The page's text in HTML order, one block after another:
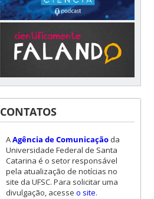
CONTATOS
AAgência de Comunicaçãoda
Universidade Federal de Santa
Catarina é o setor responsável
pela atualização de notícias no
site da UFSC. Para solicitar uma
divulgação, acesse o site.